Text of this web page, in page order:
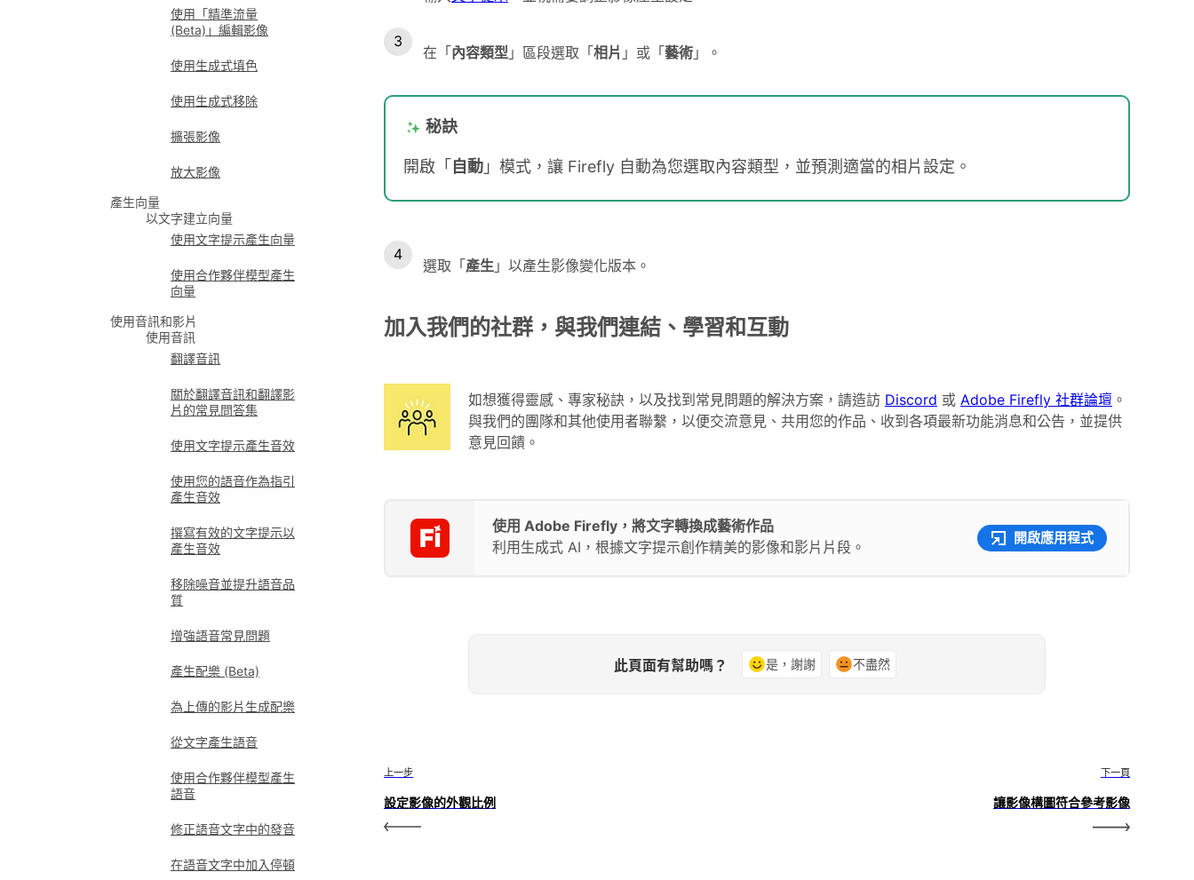
使用「精準流量
(Beta)」編輯影像
使用生成式填色
使用生成式移除
擴張影像
放大影像
產生向量
以文字建立向量
使用文字提示產生向量
使用合作夥伴模型產生
向量
使用音訊和影片
使用音訊
翻譯音訊
關於翻譯音訊和翻譯影
片的常見問答集
使用文字提示產生音效
使用您的語音作為指引
產生音效
撰寫有效的文字提示以
產生音效
移除噪音並提升語音品
質
增強語音常見問題
產生配樂 (Beta)
為上傳的影片生成配樂
從文字產生語音
使用合作夥伴模型產生
語音
修正語音文字中的發音
在語音文字中加入停頓
在「內容類型 」區段選取「相片 」或「藝術 」。
秘訣
開啟「自動 」模式，讓 Firefly 自動為您選取內容類型，並預測適當的相片設定。
選取「產生 」以產生影像變化版本。
加入我們的社群，與我們連結、學習和互動
如想獲得靈感、專家秘訣，以及找到常見問題的解決方案，請造訪 Discord 或 Adobe Firefly 社群論壇 。
與我們的團隊和其他使用者聯繫，以便交流意見、共用您的作品、收到各項最新功能消息和公告，並提供
意見回饋。
使用 Adobe Firefly，將文字轉換成藝術作品
利用生成式 AI，根據文字提示創作精美的影像和影片片段。
開啟應用程式
此頁面有幫助嗎？ 是，謝謝 不盡然
上一步
設定影像的外觀比例
下一頁
讓影像構圖符合參考影像